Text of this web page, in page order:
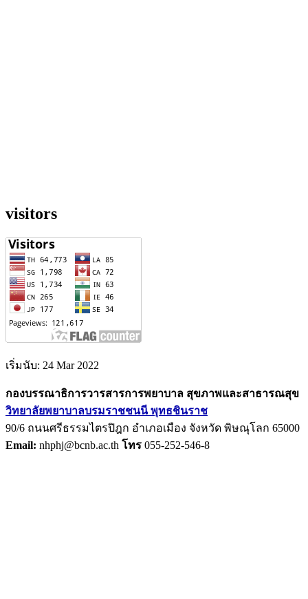
visitors
เริ่มนับ: 24 Mar 2022
กองบรรณาธิการวารสารการพยาบาล สุขภาพและสาธารณสุข
วิทยาลัยพยาบาลบรมราชชนนี พุทธชินราช
90/6 ถนนศรีธรรมไตรปิฎก อำเภอเมือง จังหวัด พิษณุโลก 65000
Email: nhphj@bcnb.ac.th โทร 055-252-546-8